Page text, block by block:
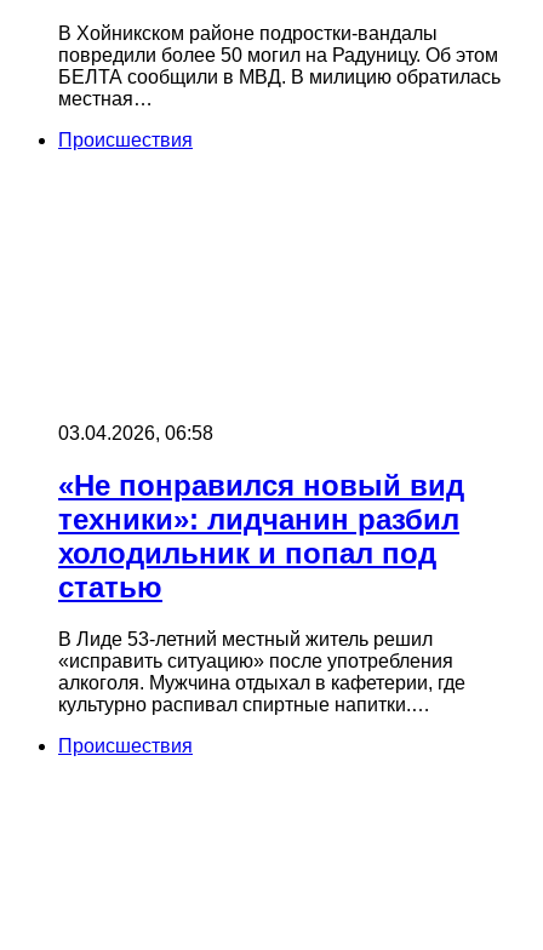
В Хойникском районе подростки-вандалы
повредили более 50 могил на Радуницу. Об этом
БЕЛТА сообщили в МВД. В милицию обратилась
местная…
Происшествия
03.04.2026, 06:58
«Не понравился новый вид
техники»: лидчанин разбил
холодильник и попал под
статью
В Лиде 53-летний местный житель решил
«исправить ситуацию» после употребления
алкоголя. Мужчина отдыхал в кафетерии, где
культурно распивал спиртные напитки.…
Происшествия